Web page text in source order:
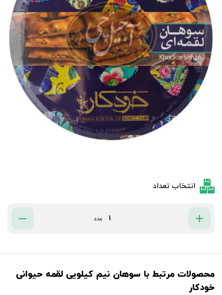
انتخاب تعداد
عدد
محصولات مرتبط با سوهان نیم کیلویی لقمه حیوانی
خودکار